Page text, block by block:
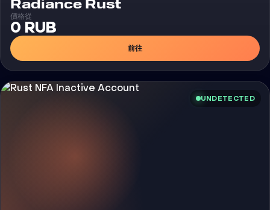
Radiance Rust外挂
價格從
0 RUB
前往
UNDETECTED